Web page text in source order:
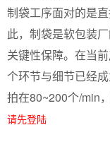
制袋工序面对的是
此，制袋是软包装
关键性保障。在当
个环节与细节已经
拍在80~200个/min
请先登陆